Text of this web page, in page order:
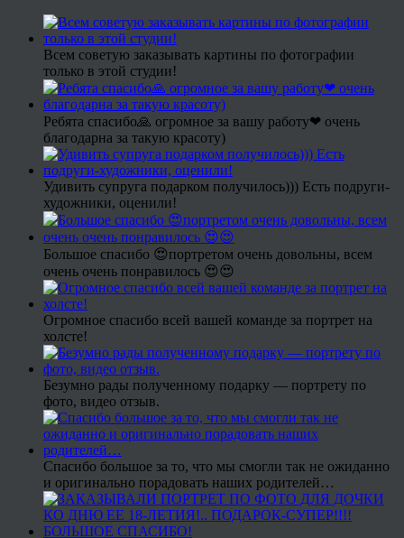
Всем советую заказывать картины по фотографии
только в этой студии!
Ребята спасибо🙏 огромное за вашу работу❤ очень
благодарна за такую красоту)
Удивить супруга подарком получилось))) Есть подруги-
художники, оценили!
Большое спасибо 😍портретом очень довольны, всем
очень очень понравилось 😍😍
Огромное спасибо всей вашей команде за портрет на
холсте!
Безумно рады полученному подарку — портрету по
фото, видео отзыв.
Спасибо большое за то, что мы смогли так не ожиданно
и оригинально порадовать наших родителей…